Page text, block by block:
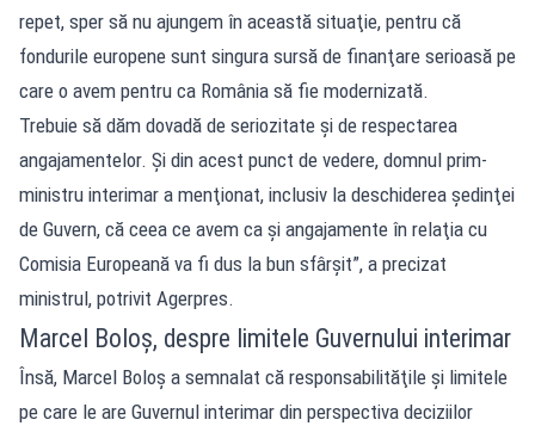
repet, sper să nu ajungem în această situaţie, pentru că
fondurile europene sunt singura sursă de finanţare serioasă pe
care o avem pentru ca România să fie modernizată.
Trebuie să dăm dovadă de seriozitate şi de respectarea
angajamentelor. Şi din acest punct de vedere, domnul prim-
ministru interimar a menţionat, inclusiv la deschiderea şedinţei
de Guvern, că ceea ce avem ca şi angajamente în relaţia cu
Comisia Europeană va fi dus la bun sfârşit”, a precizat
ministrul, potrivit Agerpres.
Marcel Boloș, despre limitele Guvernului interimar
Însă, Marcel Boloş a semnalat că responsabilităţile şi limitele
pe care le are Guvernul interimar din perspectiva deciziilor